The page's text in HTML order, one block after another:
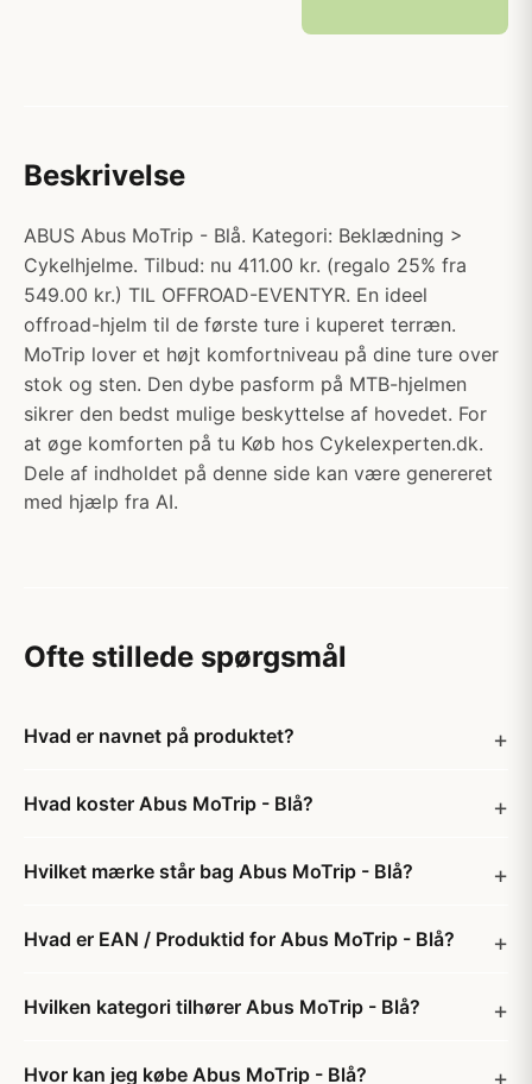
Beskrivelse
ABUS Abus MoTrip - Blå. Kategori: Beklædning >
Cykelhjelme. Tilbud: nu 411.00 kr. (regalo 25% fra
549.00 kr.) TIL OFFROAD-EVENTYR. En ideel
offroad-hjelm til de første ture i kuperet terræn.
MoTrip lover et højt komfortniveau på dine ture over
stok og sten. Den dybe pasform på MTB-hjelmen
sikrer den bedst mulige beskyttelse af hovedet. For
at øge komforten på tu Køb hos Cykelexperten.dk.
Dele af indholdet på denne side kan være genereret
med hjælp fra AI.
Ofte stillede spørgsmål
Hvad er navnet på produktet?
Hvad koster Abus MoTrip - Blå?
Hvilket mærke står bag Abus MoTrip - Blå?
Hvad er EAN / Produktid for Abus MoTrip - Blå?
Hvilken kategori tilhører Abus MoTrip - Blå?
Hvor kan jeg købe Abus MoTrip - Blå?